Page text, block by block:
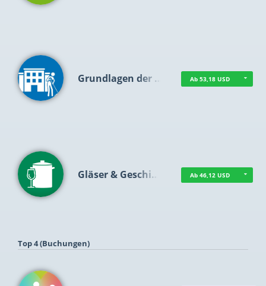
Grundlagen der … Ab 53,18 USD
Gläser & Geschi… Ab 46,12 USD
Top 4 (Buchungen)